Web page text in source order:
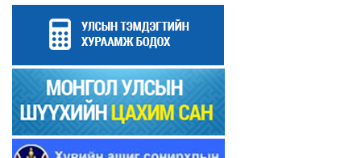
Нээлттэй ажлын байрны зар
2022 оны 03 сарын 31
Д.Гүрсоронз нарт холбогдох хэргийг хяналтын шатны шүүх хуралдаанаар
хэлэлцүүлэхээс татгалзав
2022 оны 03 сарын 30
Дээд шүүхийн нийт шүүгчийн хуралдаан болно
Сургалтын хөтөлбөрийн хороо хуралдлаа